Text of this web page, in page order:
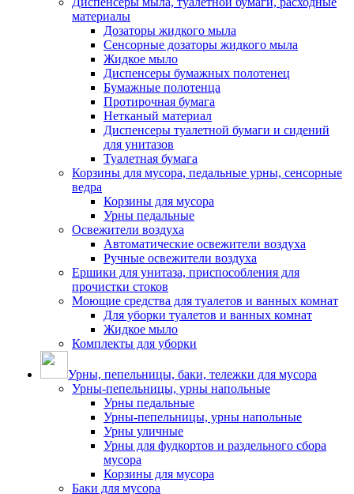
материалы
Дозаторы жидкого мыла
Сенсорные дозаторы жидкого мыла
Жидкое мыло
Диспенсеры бумажных полотенец
Бумажные полотенца
Протирочная бумага
Нетканый материал
Диспенсеры туалетной бумаги и сидений
для унитазов
Туалетная бумага
Корзины для мусора, педальные урны, сенсорные
ведра
Корзины для мусора
Урны педальные
Освежители воздуха
Автоматические освежители воздуха
Ручные освежители воздуха
Ершики для унитаза, приспособления для
прочистки стоков
Моющие средства для туалетов и ванных комнат
Для уборки туалетов и ванных комнат
Жидкое мыло
Комплекты для уборки
Урны, пепельницы, баки, тележки для мусора
Урны-пепельницы, урны напольные
Урны педальные
Урны-пепельницы, урны напольные
Урны уличные
Урны для фудкортов и раздельного сбора
мусора
Корзины для мусора
Баки для мусора